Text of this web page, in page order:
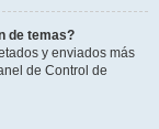
de temas?
y enviados más
de Control de